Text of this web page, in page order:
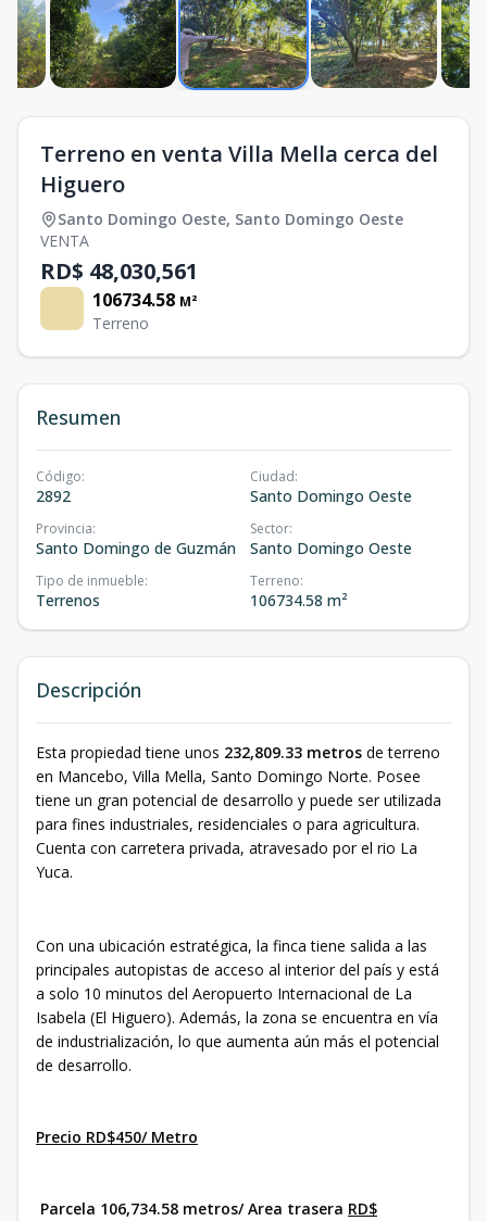
Terreno en venta Villa Mella cerca del
Higuero
Santo Domingo Oeste, Santo Domingo Oeste
VENTA
RD$ 48,030,561
106734.58 M²
Terreno
Resumen
Código:
2892
Ciudad:
Santo Domingo Oeste
Provincia:
Santo Domingo de Guzmán
Sector:
Santo Domingo Oeste
Tipo de inmueble:
Terrenos
Terreno:
106734.58 m²
Descripción
Esta propiedad tiene unos 232,809.33 metros de terreno
en Mancebo, Villa Mella, Santo Domingo Norte. Posee
tiene un gran potencial de desarrollo y puede ser utilizada
para fines industriales, residenciales o para agricultura.
Cuenta con carretera privada, atravesado por el rio La
Yuca.
Con una ubicación estratégica, la finca tiene salida a las
principales autopistas de acceso al interior del país y está
a solo 10 minutos del Aeropuerto Internacional de La
Isabela (El Higuero). Además, la zona se encuentra en vía
de industrialización, lo que aumenta aún más el potencial
de desarrollo.
Precio RD$450/ Metro
Parcela 106,734.58 metros/ Area trasera RD$